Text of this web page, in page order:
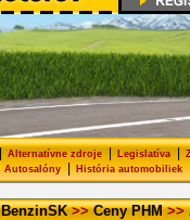
Alternatívne zdroje Legislatíva
Autosalóny| História automobiliek
BenzinSK>>Ceny PHM>>